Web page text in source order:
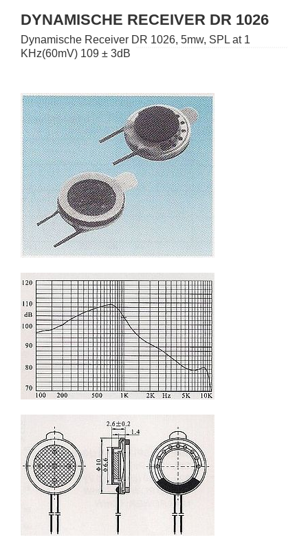
DYNAMISCHE RECEIVER DR 1026
Dynamische Receiver DR 1026, 5mw, SPL at 1
KHz(60mV) 109 ± 3dB